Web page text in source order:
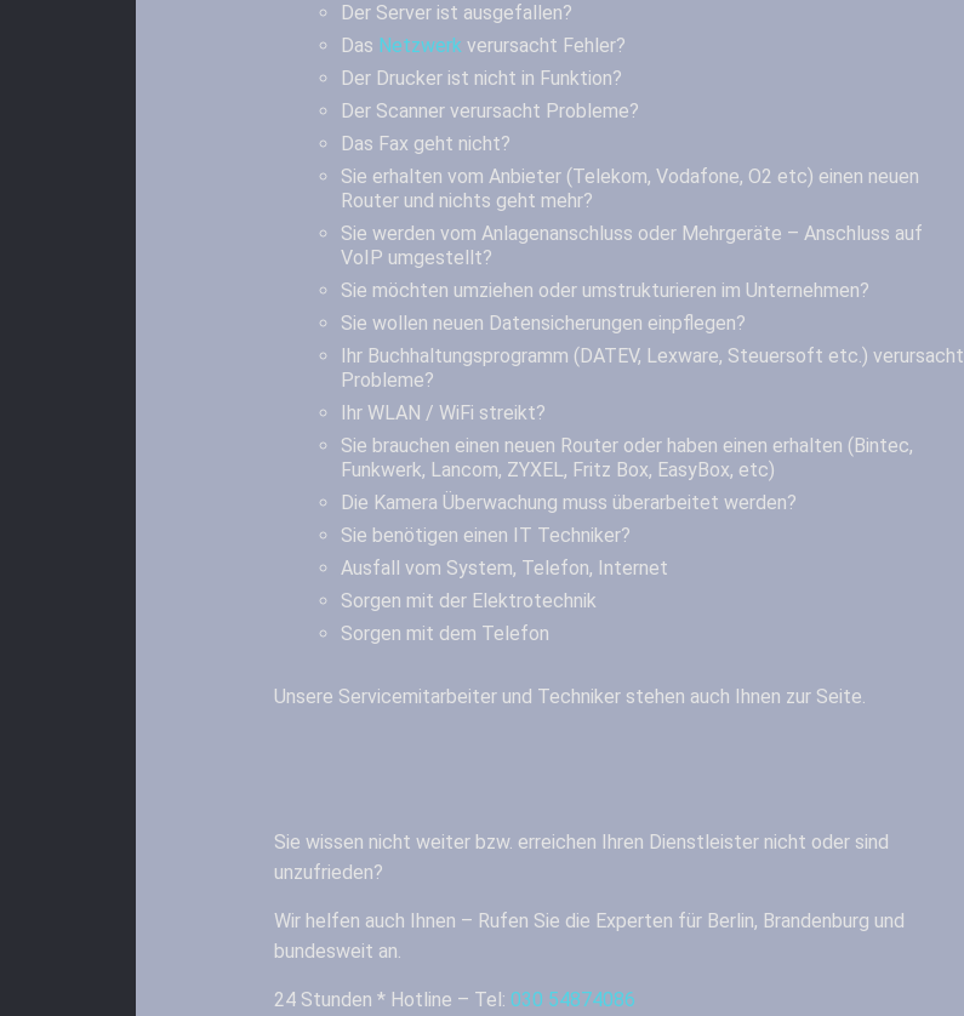
Der Server ist ausgefallen?
Das Netzwerkverursacht Fehler?
Der Drucker ist nicht in Funktion?
Der Scanner verursacht Probleme?
Das Fax geht nicht?
Sie erhalten vom Anbieter (Telekom, Vodafone, O2 etc) einen neuen
Router und nichts geht mehr?
Sie werden vom Anlagenanschluss oder Mehrgeräte – Anschluss auf
VoIP umgestellt?
Sie möchten umziehen oder umstrukturieren im Unternehmen?
Sie wollen neuen Datensicherungen einpflegen?
Ihr Buchhaltungsprogramm (DATEV, Lexware, Steuersoft etc.) verursacht
Probleme?
Ihr WLAN / WiFi streikt?
Sie brauchen einen neuen Router oder haben einen erhalten (Bintec,
Funkwerk, Lancom, ZYXEL, Fritz Box, EasyBox, etc)
Die Kamera Überwachung muss überarbeitet werden?
Sie benötigen einen IT Techniker?
Ausfall vom System, Telefon, Internet
Sorgen mit der Elektrotechnik
Sorgen mit dem Telefon
Unsere Servicemitarbeiter und Techniker stehen auch Ihnen zur Seite.
Sie wissen nicht weiter bzw. erreichen Ihren Dienstleister nicht oder sind
unzufrieden?
Wir helfen auch Ihnen – Rufen Sie die Experten für Berlin, Brandenburg und
bundesweit an.
24 Stunden * Hotline – Tel: 030 54874086